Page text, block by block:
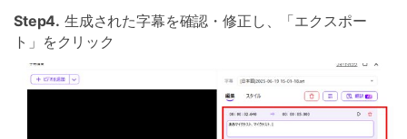
Step4. 生成された字幕を確認・修正し、「エクスポー
ト」をクリック